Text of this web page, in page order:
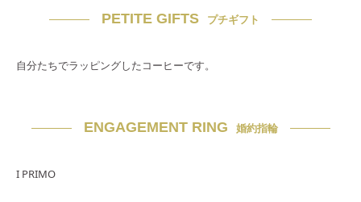
PETITE GIFTS プチギフト
自分たちでラッピングしたコーヒーです。
ENGAGEMENT RING 婚約指輪
I PRIMO